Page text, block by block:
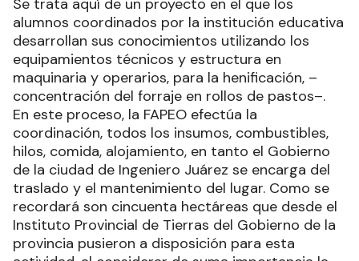
Se trata aquí de un proyecto en el que los
alumnos coordinados por la institución educativa
desarrollan sus conocimientos utilizando los
equipamientos técnicos y estructura en
maquinaria y operarios, para la henificación, –
concentración del forraje en rollos de pastos–.
En este proceso, la FAPEO efectúa la
coordinación, todos los insumos, combustibles,
hilos, comida, alojamiento, en tanto el Gobierno
de la ciudad de Ingeniero Juárez se encarga del
traslado y el mantenimiento del lugar. Como se
recordará son cincuenta hectáreas que desde el
Instituto Provincial de Tierras del Gobierno de la
provincia pusieron a disposición para esta